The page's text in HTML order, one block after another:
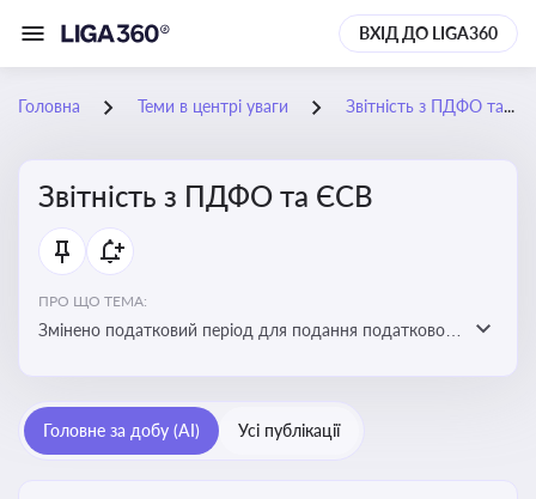
ВХІД ДО LIGA360
Головна Теми в центрі уваги Звітність з ПДФО та ЄСВ
Звітність з ПДФО та ЄСВ
ПРО ЩО ТЕМА:
Змінено податковий період для подання податкового
Головне за добу (AI) Усі публікації